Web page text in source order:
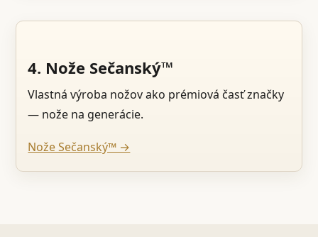
4. Nože Sečanský™
Vlastná výroba nožov ako prémiová časť značky
— nože na generácie.
Nože Sečanský™ →